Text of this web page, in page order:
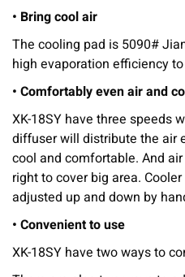
• Bring cool air
The cooling pad is 5090#
high evaporation efficiency
• Comfortably even air and
XK-18SY have three speeds
diffuser will distribute the
cool and comfortable. And
right to cover big area.
adjusted up and down by
• Convenient to use
XK-18SY have two ways to